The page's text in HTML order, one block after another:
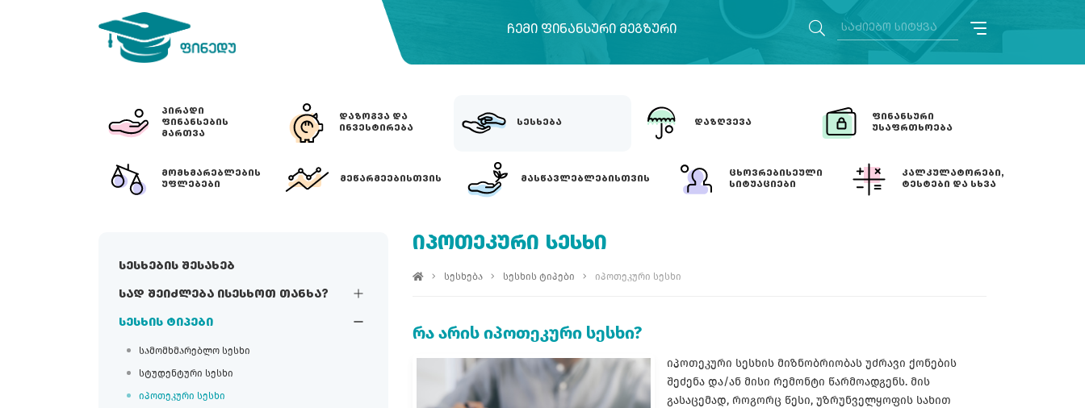
ᲩᲔᲛᲘ ᲤᲘᲜᲐᲜᲡᲣᲠᲘ ᲛᲔᲒᲖᲣᲠᲘ
ᲞᲘᲠᲐᲓᲘ
ᲤᲘᲜᲐᲜᲡᲔᲑᲘᲡ
ᲛᲐᲠᲗᲕᲐ
ᲓᲐᲖᲝᲒᲕᲐ ᲓᲐ
ᲘᲜᲕᲔᲡᲢᲘᲠᲔᲑᲐ
ᲡᲔᲡᲮᲔᲑᲐ ᲓᲐᲖᲦᲕᲔᲕᲐ
ᲤᲘᲜᲐᲜᲡᲣᲠᲘ
ᲣᲡᲐᲤᲠᲗᲮᲝᲔᲑᲐ
ᲛᲝᲛᲮᲛᲐᲠᲔᲑᲚᲔᲑᲘᲡ
ᲣᲤᲚᲔᲑᲔᲑᲘ
ᲛᲔᲬᲐᲠᲛᲔᲔᲑᲘᲡᲗᲕᲘᲡ ᲛᲐᲡᲬᲐᲕᲚᲔᲑᲚᲔᲑᲘᲡᲗᲕᲘᲡ
ᲪᲮᲝᲕᲠᲔᲑᲘᲡᲔᲣᲚᲘ
ᲡᲘᲢᲣᲐᲪᲘᲔᲑᲘ
ᲙᲐᲚᲙᲣᲚᲐᲢᲝᲠᲔᲑᲘ,
ᲢᲔᲡᲢᲔᲑᲘ ᲓᲐ ᲡᲮᲕᲐ
სესხების შესახებ
სად შეიძლება ისესხოთ თანხა?
სესხის ტიპები
სამომხმარებლო სესხი
სტუდენტური სესხი
იპოთეკური სესხი
ᲘᲞᲝᲗᲔᲙᲣᲠᲘ ᲡᲔᲡᲮᲘ
სესხება სესხის ტიპები იპოთეკური სესხი
რა არის იპოთეკური სესხი?
იპოთეკური სესხის მიზნობრიობას უძრავი ქონების
შეძენა და/ან მისი რემონტი წარმოადგენს. მის
გასაცემად, როგორც წესი, უზრუნველყოფის სახით